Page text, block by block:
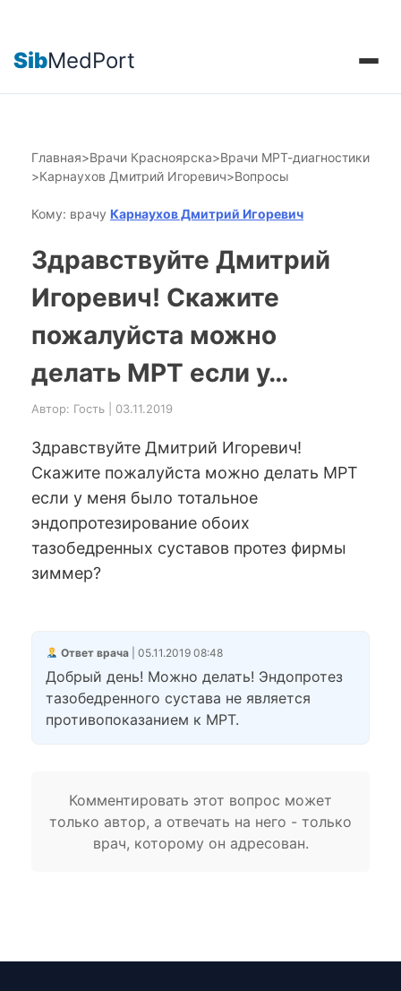
SibMedPort
Главная>Врачи Красноярска>Врачи МРТ-диагностики
>Карнаухов Дмитрий Игоревич>Вопросы
Кому: врачу Карнаухов Дмитрий Игоревич
Здравствуйте Дмитрий
Игоревич! Скажите
пожалуйста можно
делать МРТ если у…
Автор: Гость | 03.11.2019
Здравствуйте Дмитрий Игоревич!
Скажите пожалуйста можно делать МРТ
если у меня было тотальное
эндопротезирование обоих
тазобедренных суставов протез фирмы
зиммер?
Ответ врача| 05.11.2019 08:48
Добрый день! Можно делать! Эндопротез
тазобедренного сустава не является
противопоказанием к МРТ.
Комментировать этот вопрос может
только автор, а отвечать на него - только
врач, которому он адресован.